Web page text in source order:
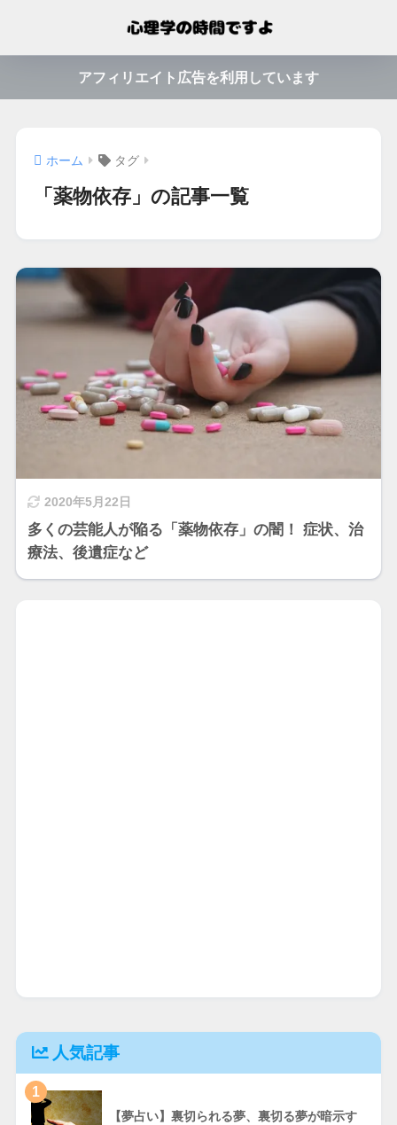
アフィリエイト広告を利用しています
ホーム タグ
「薬物依存」の記事一覧
2020年5月22日
多くの芸能人が陥る「薬物依存」の闇！ 症状、治
療法、後遺症など
人気記事
1
【夢占い】裏切られる夢、裏切る夢が暗示す